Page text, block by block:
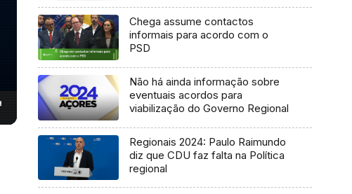
Chega assume contactos
informais para acordo com o
PSD
Não há ainda informação sobre
eventuais acordos para
viabilização do Governo Regional
Regionais 2024: Paulo Raimundo
diz que CDU faz falta na Política
regional